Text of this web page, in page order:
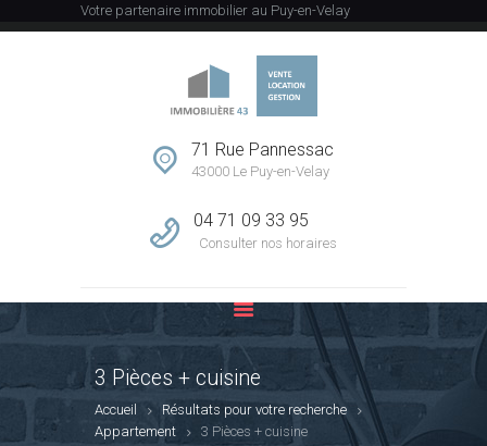
Votre partenaire immobilier au Puy-en-Velay
71 Rue Pannessac
43000 Le Puy-en-Velay
04 71 09 33 95
Consulter nos horaires
3 Pièces + cuisine
Accueil
Résultats pour votre recherche
Appartement
3 Pièces + cuisine
ACCUEIL
L’AGENCE
VENTE
LOCATION
GESTION